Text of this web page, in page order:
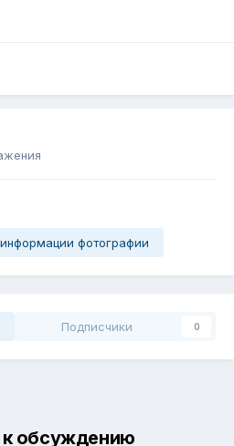
фотографии
Подписчики 0
к обсуждению